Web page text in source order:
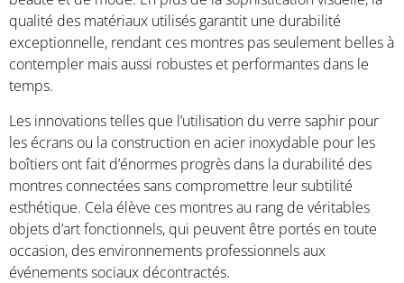
qualité des matériaux utilisés garantit une durabilité
exceptionnelle, rendant ces montres pas seulement belles à
contempler mais aussi robustes et performantes dans le
temps.
Les innovations telles que l’utilisation du verre saphir pour
les écrans ou la construction en acier inoxydable pour les
boîtiers ont fait d’énormes progrès dans la durabilité des
montres connectées sans compromettre leur subtilité
esthétique. Cela élève ces montres au rang de véritables
objets d’art fonctionnels, qui peuvent être portés en toute
occasion, des environnements professionnels aux
événements sociaux décontractés.